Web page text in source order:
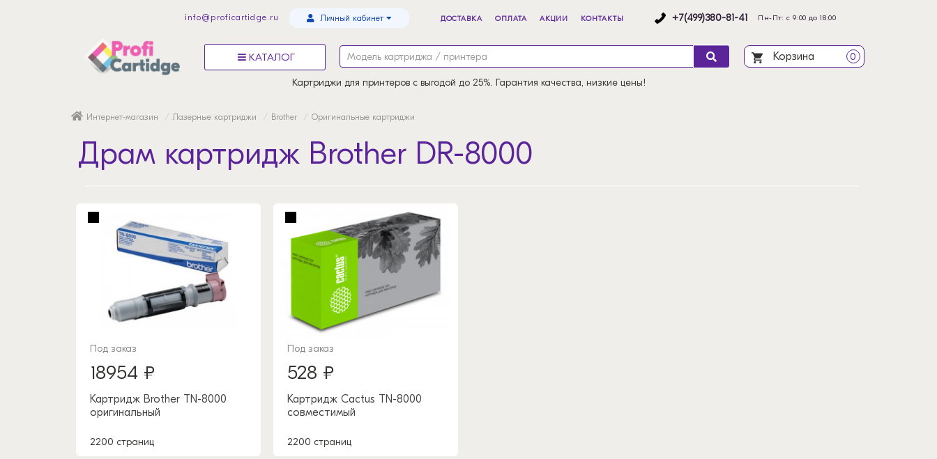
info@proficartidge.ru Личный кабинет ДОСТАВКА ОПЛАТА АКЦИИ КОНТАКТЫ +7(499)380-81-41 Пн-Пт: с 9:00 до 18:00
КАТАЛОГ Корзина 0
Картриджи для принтеров с выгодой до 25%. Гарантия качества, низкие цены!
Интернет-магазин Лазерные картриджи Brother Оригинальные картриджи
Драм картридж Brother DR-8000
Под заказ
18954 ₽
Картридж Brother TN-8000
оригинальный
2200 страниц
Под заказ
528 ₽
Картридж Cactus TN-8000
совместимый
2200 страниц